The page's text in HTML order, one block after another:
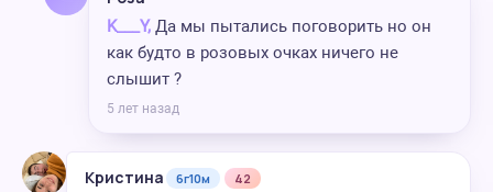
K___Y, Да мы пытались поговорить но он
как будто в розовых очках ничего не
слышит ?
5 лет назад
Кристина 6г10м 42